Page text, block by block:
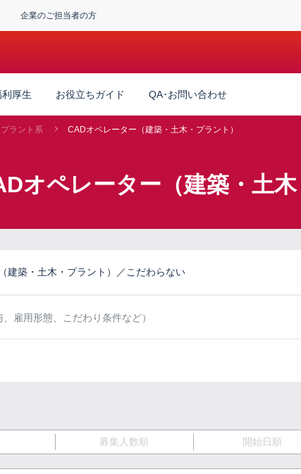
企業のご担当者の方
厚生 お役立ちガイド QA･お問い合わせ
ラント系 CADオペレーター（建築・土木・プラント）
オペレーター（建築・土
建築・土木・プラント）／こだわらない
、雇用形態、こだわり条件など）
募集人数順 開始日順